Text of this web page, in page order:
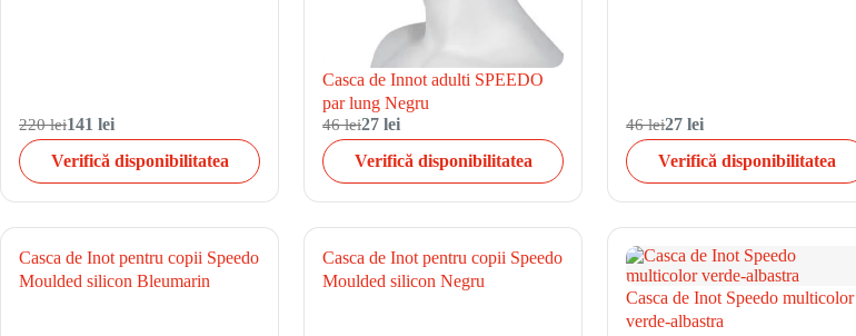
220 lei141 lei
Verifică disponibilitatea
Casca de Innot adulti SPEEDO
par lung Negru
46 lei27 lei
Verifică disponibilitatea
46 lei27 lei
Verifică disponibilitatea
Casca de Inot pentru copii Speedo
Moulded silicon Bleumarin
Casca de Inot pentru copii Speedo
Moulded silicon Negru
Casca de Inot Speedo multicolor
verde-albastra